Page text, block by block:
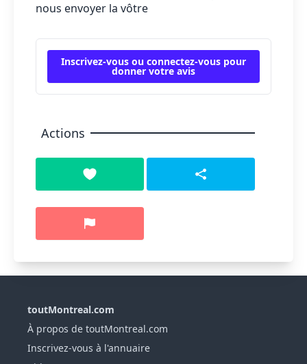
nous envoyer la vôtre
Inscrivez-vous ou connectez-vous pour
donner votre avis
Actions
toutMontreal.com
À propos de toutMontreal.com
Inscrivez-vous à l'annuaire